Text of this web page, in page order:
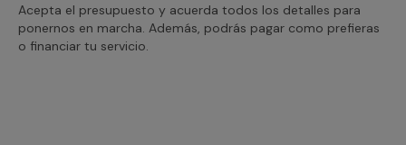
Acepta el presupuesto y acuerda todos los detalles para
ponernos en marcha. Además, podrás pagar como prefieras
o financiar tu servicio.